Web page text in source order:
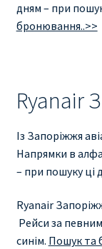
дням – при
бронювання..>>
Ryanair
Із Запоріжжя
Напрямки в
– при пошуку ці
Ryanair
Рейси за
синім. Пошук та